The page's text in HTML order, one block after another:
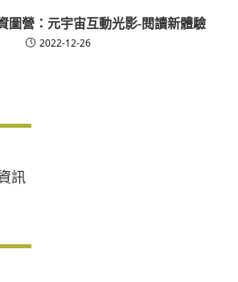
圖營：元宇宙互動光影-閱讀新體驗
2022-12-26
訊